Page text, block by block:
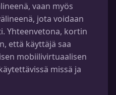
vaan myös
jota voidaan
Yhteenvetona, kortin
että käyttäjä saa
mobiilivirtuaalisen
missä ja